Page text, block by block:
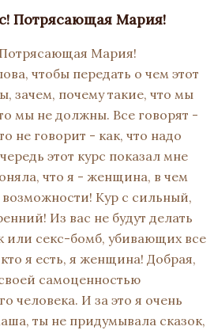
Потрясающая Мария!
Мария!
чтобы передать о чем этот
зачем, почему такие, что мы
мы не должны. Все говорят -
не говорит - как, что надо
этот курс показал мне
что я - женщина, в чем
Кур с сильный,
Из вас не будут делать
секс-бомб, убивающих все
я есть, я женщина! Добрая,
самоценностью
человека. И за это я очень
ты не придумывала сказок,